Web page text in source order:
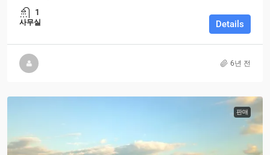
1
사무실 Details
6년 전
판매